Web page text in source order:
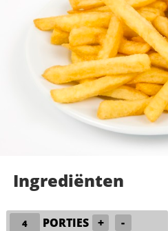
Ingrediënten
PORTIES + -